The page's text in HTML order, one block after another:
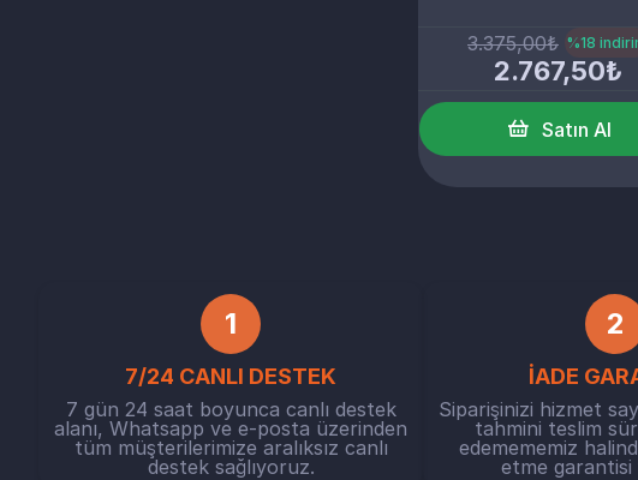
3.375,00₺ %18
2.767,50₺
Satın Al
1
7/24 CANLI DESTEK
7 gün 24 saat boyunca canlı destek
alanı, Whatsapp ve e-posta üzerinden
tüm müşterilerimize aralıksız canlı
destek sağlıyoruz.
2
İADE
Siparişinizi hizmet
tahmini teslim
edemememiz
etme